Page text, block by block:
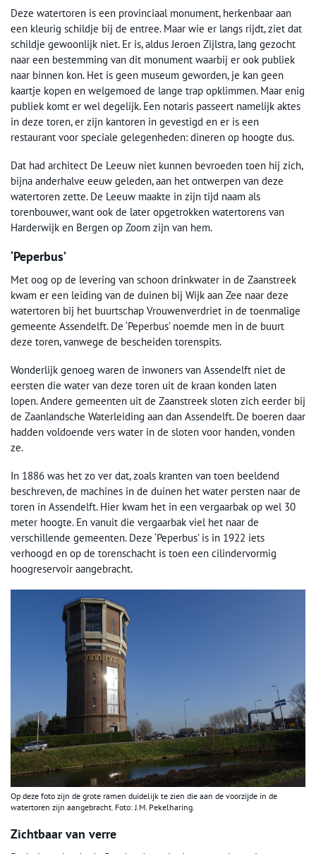
Deze watertoren is een provinciaal monument, herkenbaar aan
een kleurig schildje bij de entree. Maar wie er langs rijdt, ziet dat
schildje gewoonlijk niet. Er is, aldus Jeroen Zijlstra, lang gezocht
naar een bestemming van dit monument waarbij er ook publiek
naar binnen kon. Het is geen museum geworden, je kan geen
kaartje kopen en welgemoed de lange trap opklimmen. Maar enig
publiek komt er wel degelijk. Een notaris passeert namelijk aktes
in deze toren, er zijn kantoren in gevestigd en er is een
restaurant voor speciale gelegenheden: dineren op hoogte dus.
Dat had architect De Leeuw niet kunnen bevroeden toen hij zich,
bijna anderhalve eeuw geleden, aan het ontwerpen van deze
watertoren zette. De Leeuw maakte in zijn tijd naam als
torenbouwer, want ook de later opgetrokken watertorens van
Harderwijk en Bergen op Zoom zijn van hem.
‘Peperbus’
Met oog op de levering van schoon drinkwater in de Zaanstreek
kwam er een leiding van de duinen bij Wijk aan Zee naar deze
watertoren bij het buurtschap Vrouwenverdriet in de toenmalige
gemeente Assendelft. De ‘Peperbus’ noemde men in de buurt
deze toren, vanwege de bescheiden torenspits.
Wonderlijk genoeg waren de inwoners van Assendelft niet de
eersten die water van deze toren uit de kraan konden laten
lopen. Andere gemeenten uit de Zaanstreek sloten zich eerder bij
de Zaanlandsche Waterleiding aan dan Assendelft. De boeren daar
hadden voldoende vers water in de sloten voor handen, vonden
ze.
In 1886 was het zo ver dat, zoals kranten van toen beeldend
beschreven, de machines in de duinen het water persten naar de
toren in Assendelft. Hier kwam het in een vergaarbak op wel 30
meter hoogte. En vanuit die vergaarbak viel het naar de
verschillende gemeenten. Deze ‘Peperbus’ is in 1922 iets
verhoogd en op de torenschacht is toen een cilindervormig
hoogreservoir aangebracht.
Op deze foto zijn de grote ramen duidelijk te zien die aan de voorzijde in de
watertoren zijn aangebracht. Foto: J.M. Pekelharing.
Zichtbaar van verre